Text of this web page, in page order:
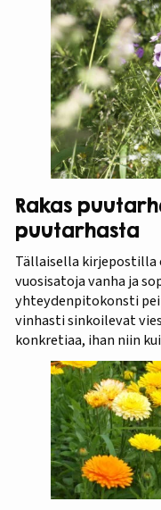
Rakas
puutarhasta
Tällaisella kirjepostilla
vuosisatoja vanha ja
yhteydenpitokonsti
vinhasti sinkoilevat
konkretiaa, ihan niin